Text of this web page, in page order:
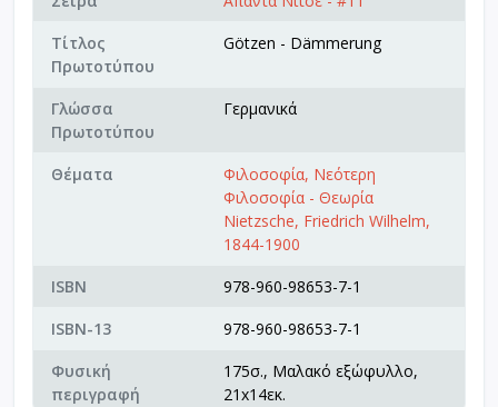
Τίτλος
Πρωτοτύπου
Götzen - Dämmerung
Γλώσσα
Πρωτοτύπου
Γερμανικά
Θέματα
Φιλοσοφία, Νεότερη
Φιλοσοφία - Θεωρία
Nietzsche, Friedrich Wilhelm,
1844-1900
ISBN
978-960-98653-7-1
ISBN-13
978-960-98653-7-1
Φυσική
περιγραφή
175σ., Μαλακό εξώφυλλο,
21x14εκ.